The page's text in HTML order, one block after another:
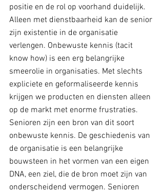
positie en de rol op voorhand duidelijk.
Alleen met dienstbaarheid kan de senior
zijn existentie in de organisatie
verlengen. Onbewuste kennis (tacit
know how) is een erg belangrijke
smeerolie in organisaties. Met slechts
expliciete en geformaliseerde kennis
krijgen we producten en diensten alleen
op de markt met enorme frustraties.
Senioren zijn een bron van dit soort
onbewuste kennis. De geschiedenis van
de organisatie is een belangrijke
bouwsteen in het vormen van een eigen
DNA, een ziel, die de bron moet zijn van
onderscheidend vermogen. Senioren